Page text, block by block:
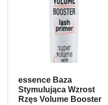
essence Baza
Stymulująca Wzrost
Rzęs Volume Booster